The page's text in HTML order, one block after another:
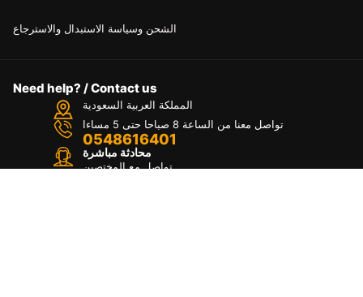
الشحن وسياسة الاستبدال والاسترجاع
Need help? / Contact us
المملكة العربية السعودية
تواصل معنا من الساعة 8 صباحا حتى 5 مساءا
0548616401
محادثة مباشرة
تواصل مع المختصين